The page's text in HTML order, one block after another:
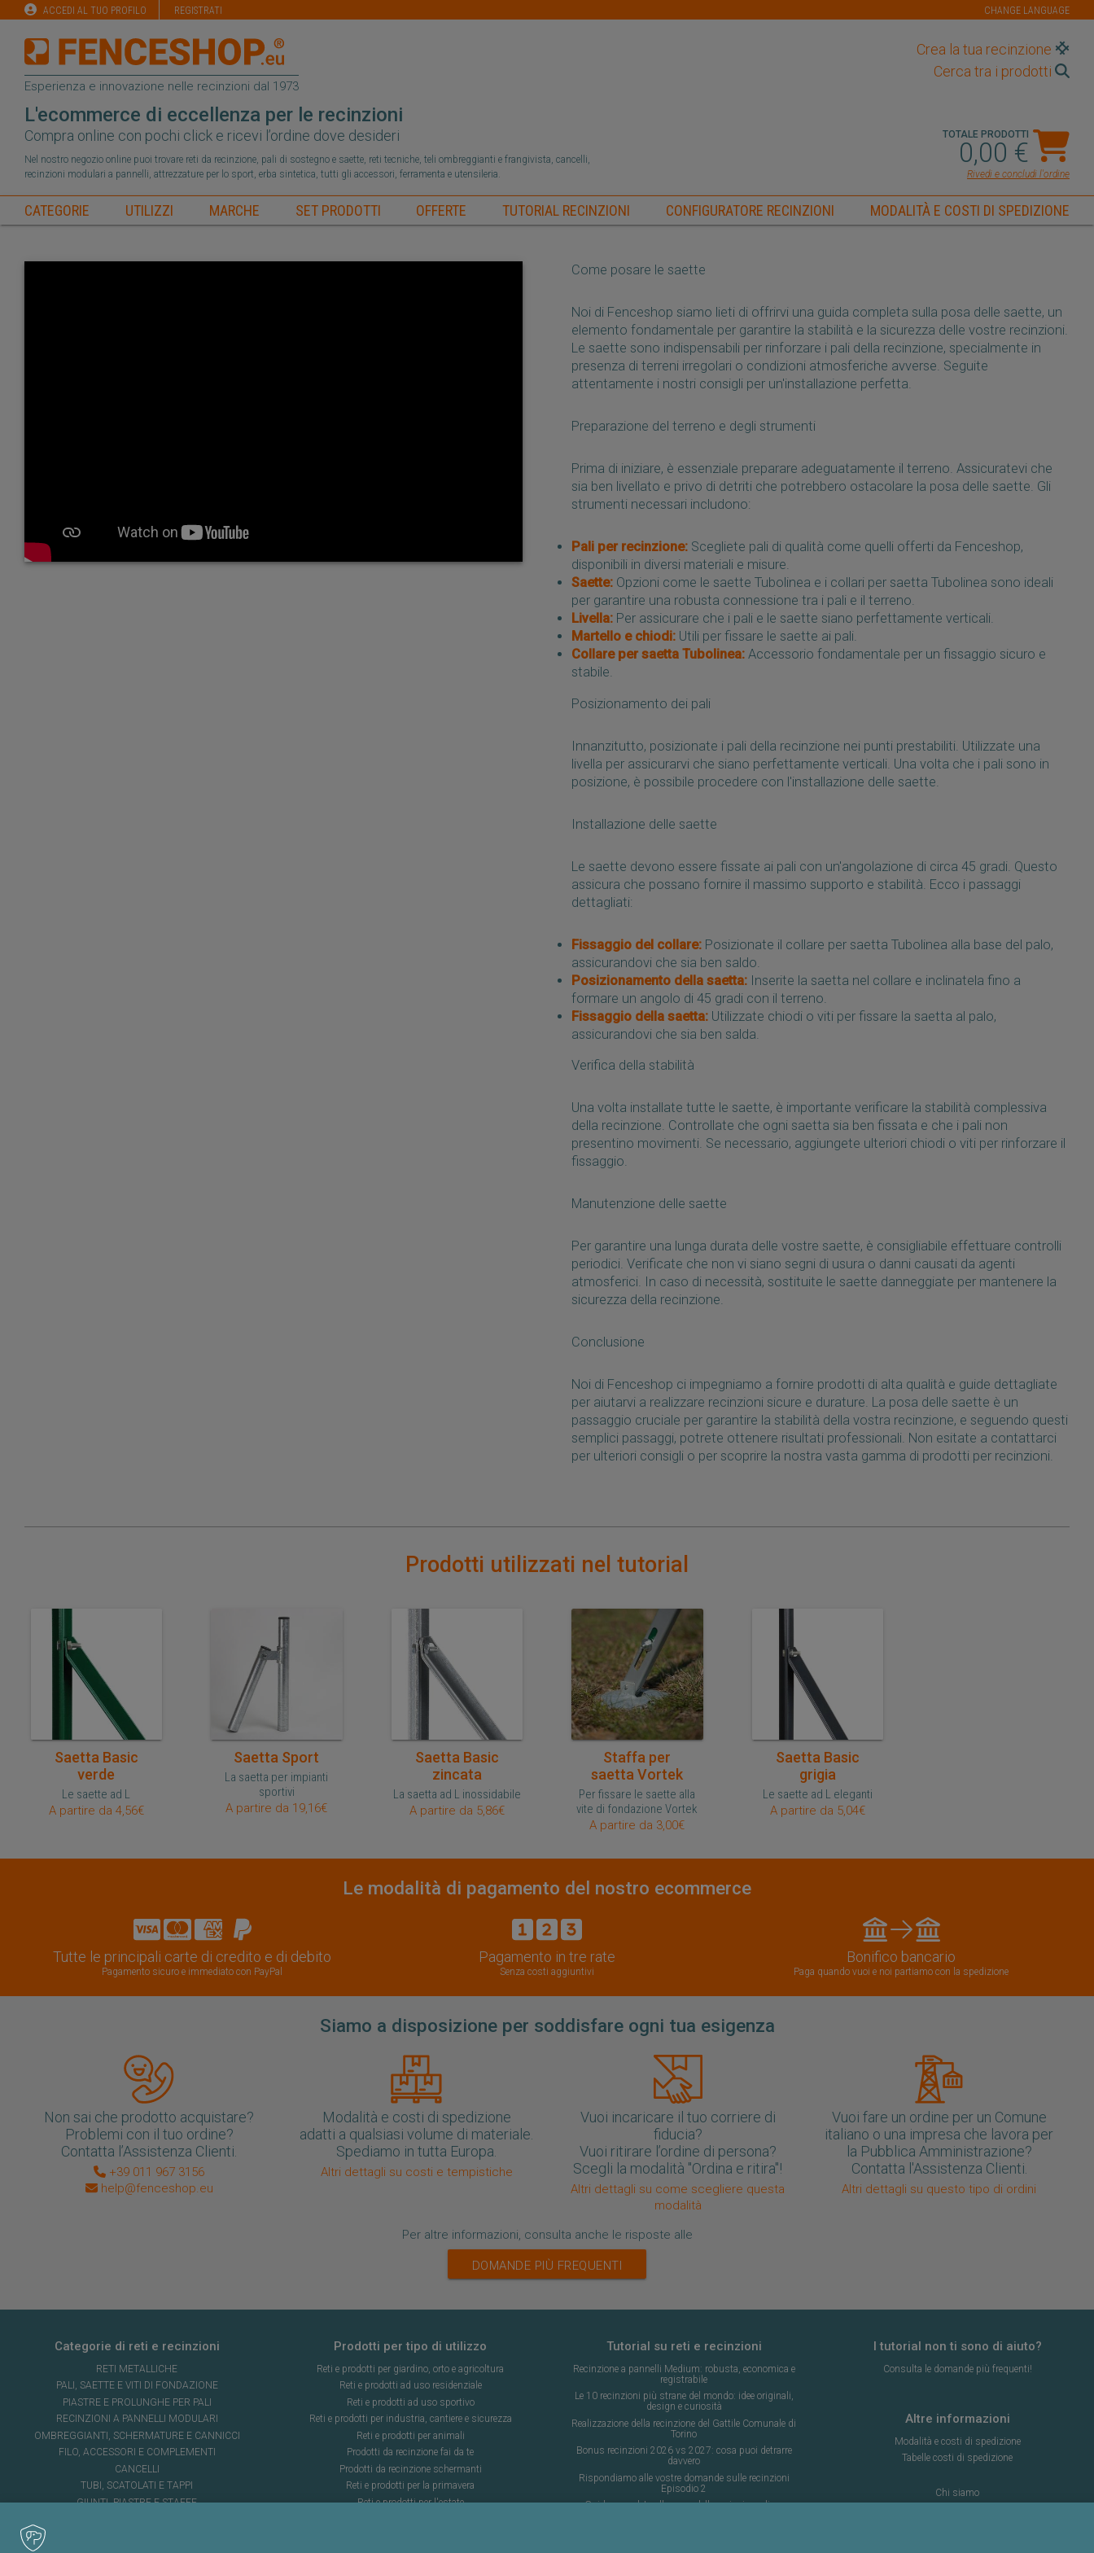
ACCEDI AL TUO PROFILO REGISTRATI CHANGE LANGUAGE
Esperienza e innovazione nelle recinzioni dal 1973
L'ecommerce di eccellenza per le recinzioni
Compra online con pochi click e ricevi l’ordine dove desideri
Nel nostro negozio online puoi trovare reti da recinzione, pali di sostegno e saette, reti tecniche, teli ombreggianti e frangivista, cancelli,
recinzioni modulari a pannelli, attrezzature per lo sport, erba sintetica, tutti gli accessori, ferramenta e utensileria.
Crea la tua recinzione
Cerca tra i prodotti
TOTALE PRODOTTI
0,00 €
Rivedi e concludi l'ordine
CATEGORIE UTILIZZI MARCHE SET PRODOTTI OFFERTE TUTORIAL RECINZIONI CONFIGURATORE RECINZIONI MODALITÀ E COSTI DI SPEDIZIONE
Come posare le saette
Noi di Fenceshop siamo lieti di offrirvi una guida completa sulla posa delle saette, un
elemento fondamentale per garantire la stabilità e la sicurezza delle vostre recinzioni.
Le saette sono indispensabili per rinforzare i pali della recinzione, specialmente in
presenza di terreni irregolari o condizioni atmosferiche avverse. Seguite
attentamente i nostri consigli per un'installazione perfetta.
Preparazione del terreno e degli strumenti
Prima di iniziare, è essenziale preparare adeguatamente il terreno. Assicuratevi che
sia ben livellato e privo di detriti che potrebbero ostacolare la posa delle saette. Gli
strumenti necessari includono:
Pali per recinzione: Scegliete pali di qualità come quelli offerti da Fenceshop,
disponibili in diversi materiali e misure.
Saette: Opzioni come le saette Tubolinea e i collari per saetta Tubolinea sono ideali
per garantire una robusta connessione tra i pali e il terreno.
Livella: Per assicurare che i pali e le saette siano perfettamente verticali.
Martello e chiodi: Utili per fissare le saette ai pali.
Collare per saetta Tubolinea: Accessorio fondamentale per un fissaggio sicuro e
stabile.
Posizionamento dei pali
Innanzitutto, posizionate i pali della recinzione nei punti prestabiliti. Utilizzate una
livella per assicurarvi che siano perfettamente verticali. Una volta che i pali sono in
posizione, è possibile procedere con l'installazione delle saette.
Installazione delle saette
Le saette devono essere fissate ai pali con un'angolazione di circa 45 gradi. Questo
assicura che possano fornire il massimo supporto e stabilità. Ecco i passaggi
dettagliati:
Fissaggio del collare: Posizionate il collare per saetta Tubolinea alla base del palo,
assicurandovi che sia ben saldo.
Posizionamento della saetta: Inserite la saetta nel collare e inclinatela fino a
formare un angolo di 45 gradi con il terreno.
Fissaggio della saetta: Utilizzate chiodi o viti per fissare la saetta al palo,
assicurandovi che sia ben salda.
Verifica della stabilità
Una volta installate tutte le saette, è importante verificare la stabilità complessiva
della recinzione. Controllate che ogni saetta sia ben fissata e che i pali non
presentino movimenti. Se necessario, aggiungete ulteriori chiodi o viti per rinforzare il
fissaggio.
Manutenzione delle saette
Per garantire una lunga durata delle vostre saette, è consigliabile effettuare controlli
periodici. Verificate che non vi siano segni di usura o danni causati da agenti
atmosferici. In caso di necessità, sostituite le saette danneggiate per mantenere la
sicurezza della recinzione.
Conclusione
Noi di Fenceshop ci impegniamo a fornire prodotti di alta qualità e guide dettagliate
per aiutarvi a realizzare recinzioni sicure e durature. La posa delle saette è un
passaggio cruciale per garantire la stabilità della vostra recinzione, e seguendo questi
semplici passaggi, potrete ottenere risultati professionali. Non esitate a contattarci
per ulteriori consigli o per scoprire la nostra vasta gamma di prodotti per recinzioni.
Prodotti utilizzati nel tutorial
Acquisto veloce
Saetta Basic
verde
Le saette ad L
A partire da 4,56€
Acquisto veloce
Saetta Sport
La saetta per impianti
sportivi
A partire da 19,16€
Acquisto veloce
Saetta Basic
zincata
La saetta ad L inossidabile
A partire da 5,86€
Acquisto veloce
Staffa per
saetta Vortek
Per fissare le saette alla
vite di fondazione Vortek
A partire da 3,00€
Acquisto veloce
Saetta Basic
grigia
Le saette ad L eleganti
A partire da 5,04€
Le modalità di pagamento del nostro ecommerce
Tutte le principali carte di credito e di debito
Pagamento sicuro e immediato con PayPal
Pagamento in tre rate
Senza costi aggiuntivi
Bonifico bancario
Paga quando vuoi e noi partiamo con la spedizione
Siamo a disposizione per soddisfare ogni tua esigenza
Non sai che prodotto acquistare?
Problemi con il tuo ordine?
Contatta l’Assistenza Clienti.
+39 011 967 3156
help@fenceshop.eu
Modalità e costi di spedizione
adatti a qualsiasi volume di materiale.
Spediamo in tutta Europa.
Altri dettagli su costi e tempistiche
Vuoi incaricare il tuo corriere di
fiducia?
Vuoi ritirare l’ordine di persona?
Scegli la modalità "Ordina e ritira"!
Altri dettagli su come scegliere questa
modalità
Vuoi fare un ordine per un Comune
italiano o una impresa che lavora per
la Pubblica Amministrazione?
Contatta l'Assistenza Clienti.
Altri dettagli su questo tipo di ordini
Per altre informazioni, consulta anche le risposte alle
DOMANDE PIÙ FREQUENTI
Categorie di reti e recinzioni
RETI METALLICHE
PALI, SAETTE E VITI DI FONDAZIONE
PIASTRE E PROLUNGHE PER PALI
RECINZIONI A PANNELLI MODULARI
OMBREGGIANTI, SCHERMATURE E CANNICCI
FILO, ACCESSORI E COMPLEMENTI
CANCELLI
TUBI, SCATOLATI E TAPPI
GIUNTI, PIASTRE E STAFFE
Prodotti per tipo di utilizzo
Reti e prodotti per giardino, orto e agricoltura
Reti e prodotti ad uso residenziale
Reti e prodotti ad uso sportivo
Reti e prodotti per industria, cantiere e sicurezza
Reti e prodotti per animali
Prodotti da recinzione fai da te
Prodotti da recinzione schermanti
Reti e prodotti per la primavera
Reti e prodotti per l'estate
Tutorial su reti e recinzioni
Recinzione a pannelli Medium: robusta, economica e
registrabile
Le 10 recinzioni più strane del mondo: idee originali,
design e curiosità
Realizzazione della recinzione del Gattile Comunale di
Torino
Bonus recinzioni 2026 vs 2027: cosa puoi detrarre
davvero
Rispondiamo alle vostre domande sulle recinzioni
Episodio 2
Guida completa alla posa della recinzione di un
I tutorial non ti sono di aiuto?
Consulta le domande più frequenti!
Altre informazioni
Modalità e costi di spedizione
Tabelle costi di spedizione
Chi siamo